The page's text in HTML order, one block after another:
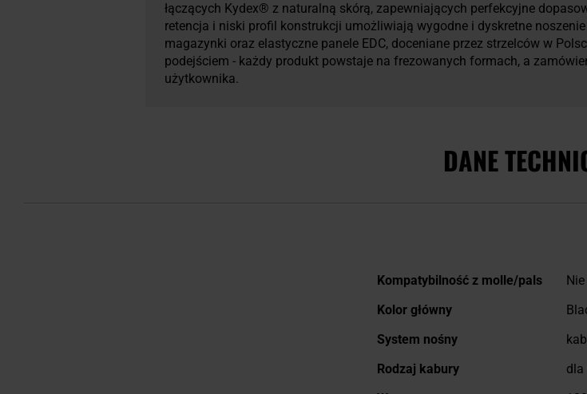
łączących Kydex® z naturalną skórą, zapewniających perfekcyjne
retencja i niski profil konstrukcji umożliwiają wygodne i dyskretne
magazynki oraz elastyczne panele EDC, doceniane przez strzelców w
podejściem - każdy produkt powstaje na frezowanych formach, a
użytkownika.
DANE
Więcej
Kompatybilność z molle/pals
Nie
Kolor główny
System nośny
Rodzaj kabury
dla